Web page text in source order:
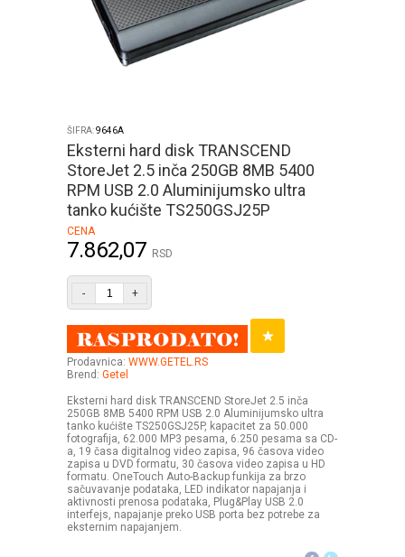
ŠIFRA:9646A
Eksterni hard disk TRANSCEND
StoreJet 2.5 inča 250GB 8MB 5400
RPM USB 2.0 Aluminijumsko ultra
tanko kućište TS250GSJ25P
CENA
7.862,07 RSD
- +
Prodavnica: WWW.GETEL.RS
Brend: Getel
Eksterni hard disk TRANSCEND StoreJet 2.5 inča
250GB 8MB 5400 RPM USB 2.0 Aluminijumsko ultra
tanko kućište TS250GSJ25P, kapacitet za 50.000
fotografija, 62.000 MP3 pesama, 6.250 pesama sa CD-
a, 19 časa digitalnog video zapisa, 96 časova video
zapisa u DVD formatu, 30 časova video zapisa u HD
formatu. OneTouch Auto-Backup funkija za brzo
sačuvavanje podataka, LED indikator napajanja i
aktivnosti prenosa podataka, Plug&Play USB 2.0
interfejs, napajanje preko USB porta bez potrebe za
eksternim napajanjem.